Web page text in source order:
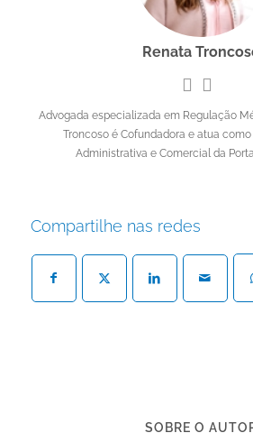
Renata
Advogada especializada em Regulação
Troncoso é Cofundadora e atua
Administrativa e Comercial da
Compartilhe nas redes
SOBRE O